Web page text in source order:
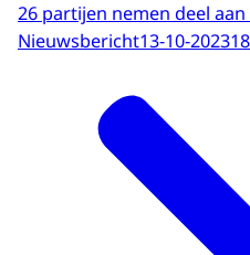
26 partijen nemen deel
Nieuwsbericht13-10-2023